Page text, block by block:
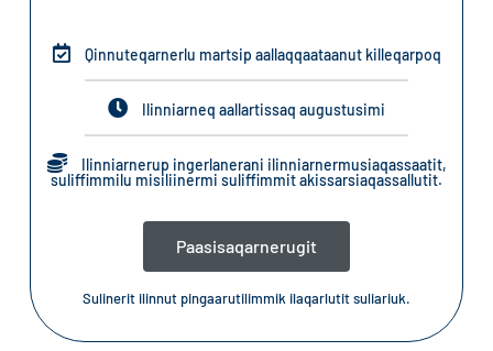
Qinnuteqarnerlu martsip aallaqqaataanut killeqarpoq
Ilinniarneq aallartissaq augustusimi
Ilinniarnerup ingerlanerani ilinniarnermusiaqassaatit,
suliffimmilu misiliinermi suliffimmit akissarsiaqassallutit.
Paasisaqarnerugit
Sulinerit ilinnut pingaarutilimmik ilaqarlutit suliariuk.